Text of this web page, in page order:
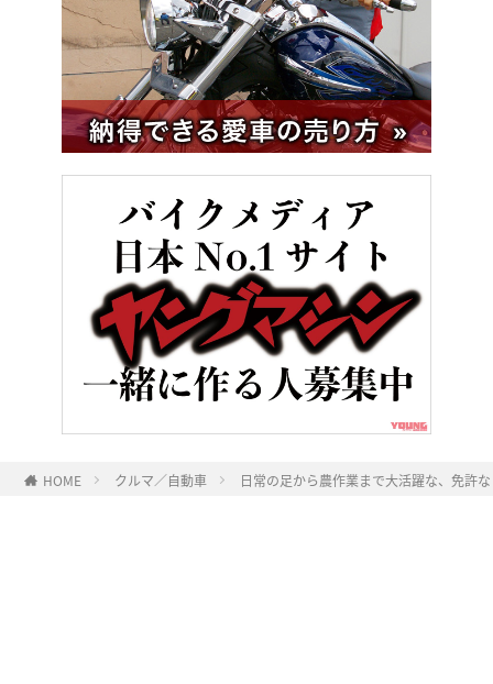
HOME クルマ／自動車 日常の足から農作業まで大活躍な、免許